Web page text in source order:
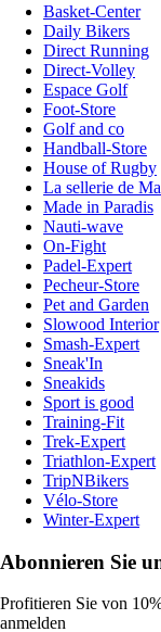
Basket-Center
Daily Bikers
Direct Running
Direct-Volley
Espace Golf
Foot-Store
Golf and co
Handball-Store
House of Rugby
La sellerie de
Made in Paradis
Nauti-wave
On-Fight
Padel-Expert
Pecheur-Store
Pet and Garden
Slowood Interior
Smash-Expert
Sneak'In
Sneakids
Sport is good
Training-Fit
Trek-Expert
Triathlon-Expert
TripNBikers
Vélo-Store
Winter-Expert
Abonnieren Sie
Profitieren Sie von
anmelden